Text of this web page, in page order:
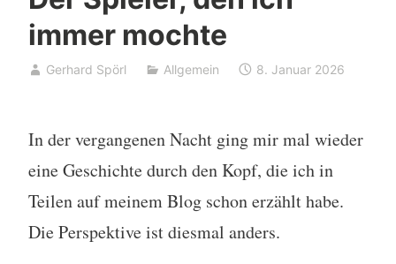
immer mochte
Gerhard Spörl Allgemein 8. Januar 2026
In der vergangenen Nacht ging mir mal wieder
eine Geschichte durch den Kopf, die ich in
Teilen auf meinem Blog schon erzählt habe.
Die Perspektive ist diesmal anders.